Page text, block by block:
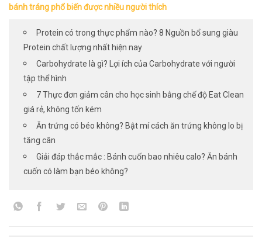
bánh tráng phổ biến được nhiều người thích
Protein có trong thực phẩm nào? 8 Nguồn bổ sung giàu
Protein chất lượng nhất hiện nay
Carbohydrate là gì? Lợi ích của Carbohydrate với người
tập thể hình
7 Thực đơn giảm cân cho học sinh bằng chế độ Eat Clean
giá rẻ, không tốn kém
Ăn trứng có béo không? Bật mí cách ăn trứng không lo bị
tăng cân
Giải đáp thắc mắc : Bánh cuốn bao nhiêu calo? Ăn bánh
cuốn có làm bạn béo không?